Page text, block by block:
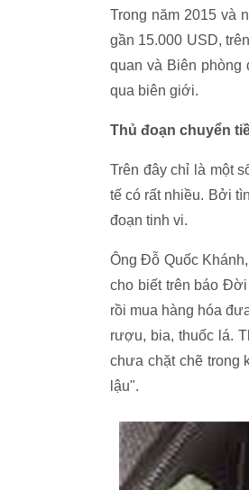
Trong năm 2015 và
gần 15.000 USD,
quan và Biên phòng
qua biên giới.
Thủ đoạn chuyển
Trên đây chỉ là một
tế có rất nhiều. Bởi
đoạn tinh vi.
Ông Đỗ Quốc
cho biết trên báo
rồi mua hàng hóa
rượu, bia, thuốc lá.
chưa chặt chẽ trong
lậu".